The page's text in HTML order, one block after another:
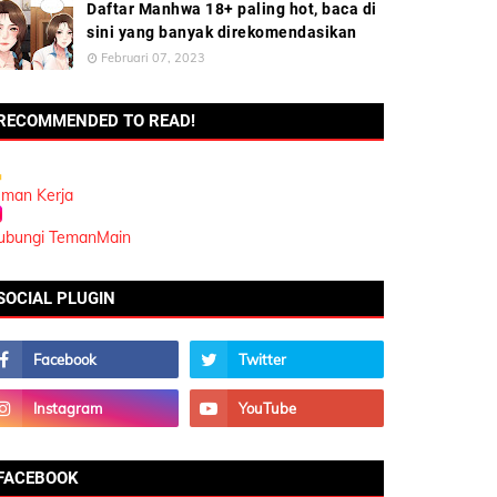
Daftar Manhwa 18+ paling hot, baca di
sini yang banyak direkomendasikan
Februari 07, 2023
TO READ!
Kerja
TemanMain
PLUGIN